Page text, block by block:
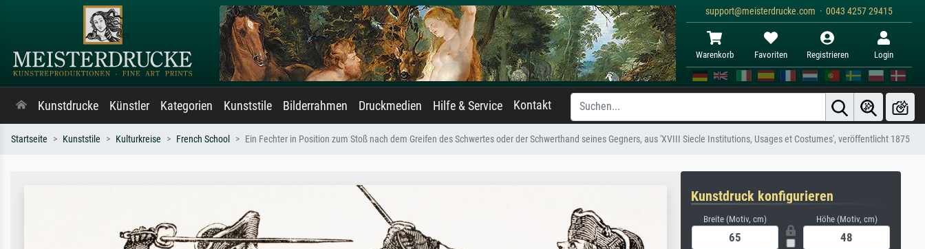
support@meisterdrucke.com · 0043 4257 29415
Warenkorb Favoriten Registrieren Login
Kunstdrucke Künstler Kategorien Kunststile Bilderrahmen Druckmedien Hilfe & Service Kontakt
Startseite Kunststile Kulturkreise French School Ein Fechter in Position zum Stoß nach dem Greifen des Schwertes oder der Schwerthand seines Gegners, aus 'XVIII Siecle Institutions, Usages et Costumes', veröffentlicht 1875
Kunstdruck konfigurieren
Breite (Motiv, cm) Höhe (Motiv, cm)